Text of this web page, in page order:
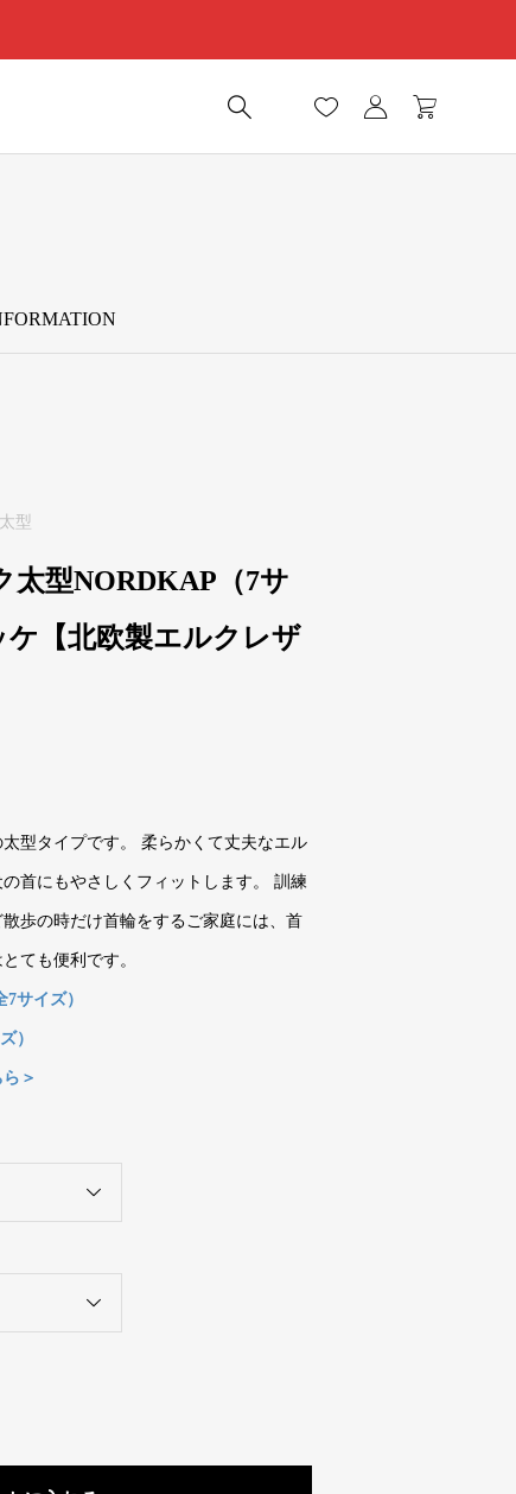
太型
太型NORDKAP（7サ
【北欧製エルクレザ
型タイプです。 柔らかくて丈夫なエル
首にもやさしくフィットします。 訓練
歩の時だけ首輪をするご家庭には、首
ても便利です。
サイズ）
）
＞